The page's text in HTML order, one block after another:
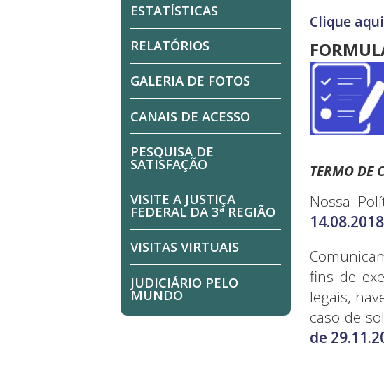
ESTATÍSTICAS
RELATÓRIOS
GALERIA DE FOTOS
CANAIS DE ACESSO
PESQUISA DE
SATISFAÇÃO
VISITE A JUSTIÇA
FEDERAL DA 3ª REGIÃO
VISITAS VIRTUAIS
JUDICIÁRIO PELO
MUNDO
Clique aqui
TERMO DE
Nossa
fins de
legais,
caso de
de